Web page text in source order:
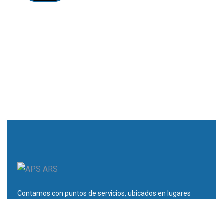
Contamos con puntos de servicios, ubicados en lugares